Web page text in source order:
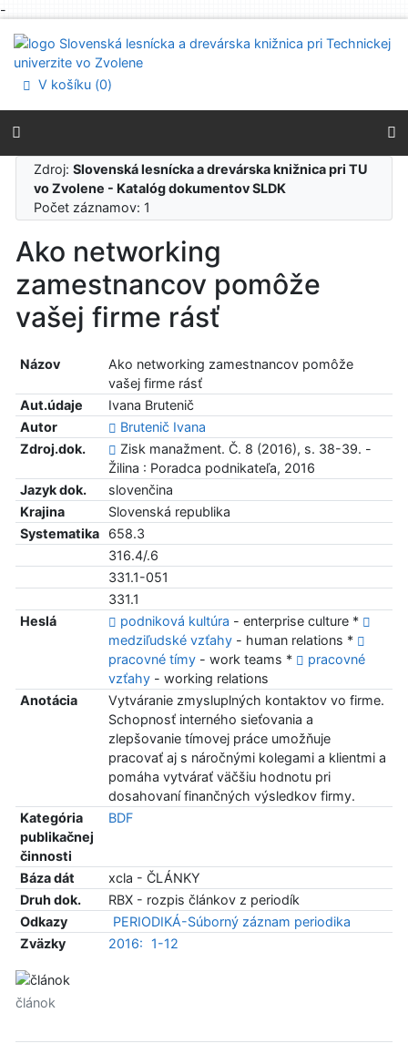
-
Prejsť na menu
Prehlásenie o webovej prístupnosti
V košíku (0)
Zdroj:Slovenská lesnícka a drevárska knižnica pri TU
vo Zvolene - Katalóg dokumentov SLDK
Počet záznamov: 1
Ako networking
zamestnancov pomôže
vašej firme rásť
Názov
Ako networking zamestnancov pomôže
vašej firme rásť
Aut.údaje
Ivana Brutenič
Autor
Brutenič Ivana
Zdroj.dok.
Zisk manažment. Č. 8 (2016), s. 38-39. -
Žilina : Poradca podnikateľa, 2016
Jazyk dok.
slovenčina
Krajina
Slovenská republika
Systematika
658.3
316.4/.6
331.1-051
331.1
Heslá
podniková kultúra - enterprise culture *
medziľudské vzťahy- human relations *
pracovné tímy- work teams *
pracovné
vzťahy- working relations
Anotácia
Vytváranie zmysluplných kontaktov vo firme.
Schopnosť interného sieťovania a
zlepšovanie tímovej práce umožňuje
pracovať aj s náročnými kolegami a klientmi a
pomáha vytvárať väčšiu hodnotu pri
dosahovaní finančných výsledkov firmy.
Kategória
publikačnej
činnosti
BDF
Báza dát
xcla - ČLÁNKY
Druh dok.
RBX - rozpis článkov z periodík
Odkazy
PERIODIKÁ-Súborný záznam periodika
Zväzky
2016: 1-12
článok